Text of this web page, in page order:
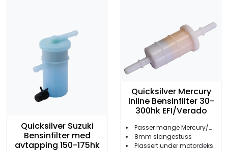
Quicksilver Suzuki
Bensinfilter med
avtapping 150-175hk
Quicksilver Mercury
Inline Bensinfilter 30-
300hk EFI/Verado
Passer mange Mercury/Mariner
8mm slangestuss
Plassert under motordeksel